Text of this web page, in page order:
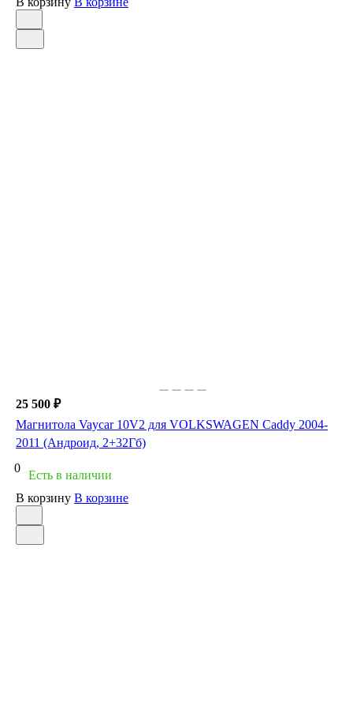
25 500 ₽
Магнитола Vaycar 10V2 для VOLKSWAGEN Caddy 2004-
2011 (Андроид, 2+32Гб)
0
Есть в наличии
В корзину В корзине